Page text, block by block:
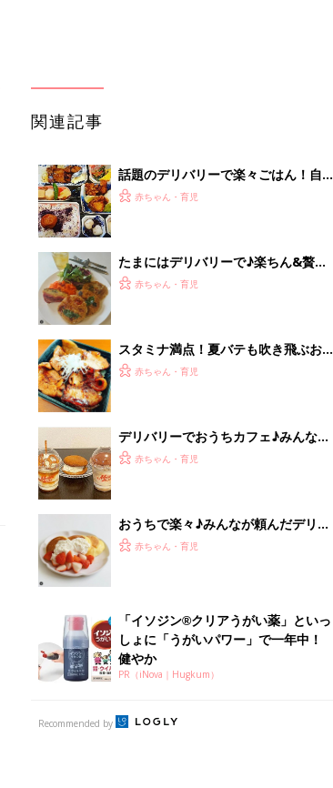
関連記事
話題のデリバリーで楽々ごはん！自宅
でお得においしく♪
赤ちゃん・育児
たまにはデリバリーで♪楽ちん&贅沢
ランチしちゃおう！
赤ちゃん・育児
スタミナ満点！夏バテも吹き飛ぶお肉
料理のデリバリー
赤ちゃん・育児
デリバリーでおうちカフェ♪みんなが
頼んだスイーツは？
赤ちゃん・育児
おうちで楽々♪みんなが頼んだデリバ
リーカフェごはん
赤ちゃん・育児
「イソジン®クリアうがい薬」といっ
しょに「うがいパワー」で一年中！
健やか
PR（iNova｜Hugkum）
Recommended by